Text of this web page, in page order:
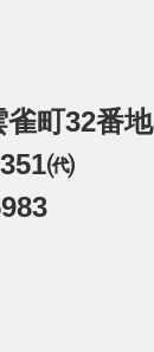
町32番地
㈹